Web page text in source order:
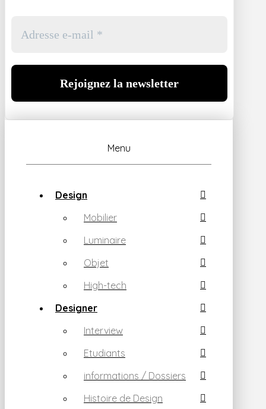
Menu
Design
Mobilier
Luminaire
Objet
High-tech
Designer
Interview
Etudiants
informations / Dossiers
Histoire de Design